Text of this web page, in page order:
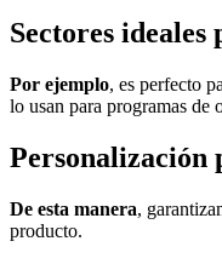
Sectores ideales
Por ejemplo, es perfecto
lo usan para programas de
Personalización
De esta manera,
producto.